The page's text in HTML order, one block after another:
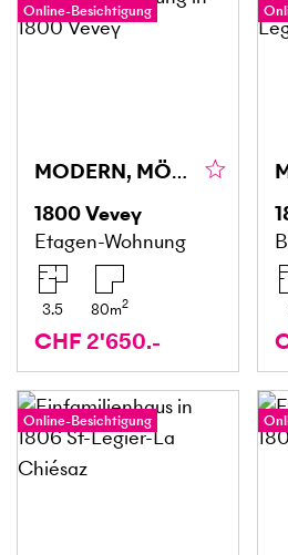
Online-Besichtigung
MODERN, MÖBLIERT & ZENTRAL
1800Vevey
Etagen-Wohnung
3.5 80m2
CHF 2'650.-
Online-Besichtigung